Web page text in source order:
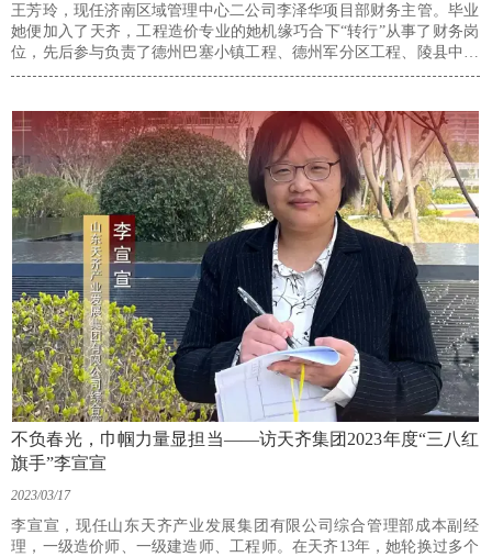
王芳玲，现任济南区域管理中心二公司李泽华项目部财务主管。毕业
她便加入了天齐，工程造价专业的她机缘巧合下“转行”从事了财务岗
位，先后参与负责了德州巴塞小镇工程、德州军分区工程、陵县中医
院工程、华皓地块、粮食局甸柳项目的财务工作。
不负春光，巾帼力量显担当——访天齐集团2023年度“三八红
旗手”李宣宣
2023/03/17
李宣宣，现任山东天齐产业发展集团有限公司综合管理部成本副经
理，一级造价师、一级建造师、工程师。在天齐13年，她轮换过多个